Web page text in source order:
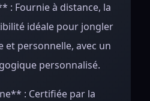
: Fournie à distance, la
idéale pour jongler
et personnelle, avec un
personnalisé.
: Certifiée par la